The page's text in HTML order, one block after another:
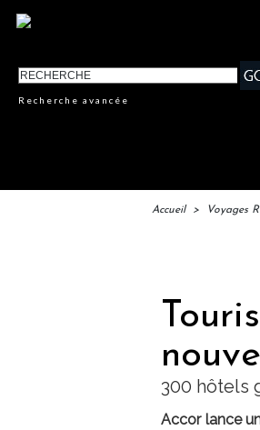
Recherche avancée
Accueil > Voyages
300 hôtels
Accor lance